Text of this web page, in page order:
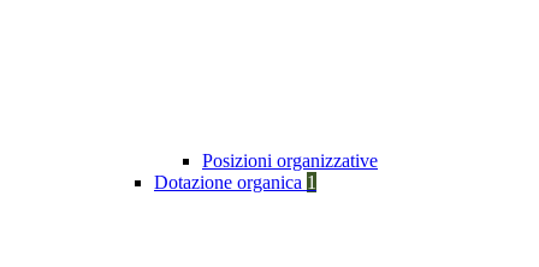
Posizioni organizzative
Dotazione organica 1